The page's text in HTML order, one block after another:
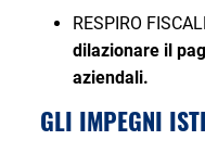
RESPIRO
dilazionare il
aziendali.
GLI IMPEGNI